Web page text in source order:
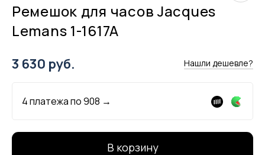
Ремешок для часов Jacques
Lemans 1-1617A
3 630 руб. Нашли дешевле?
4 платежа по908 →
В корзину